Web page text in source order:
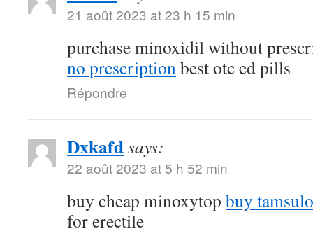
21 août 2023 at 23 h 15 min
purchase minoxidil without
no prescriptionbest otc ed pills
Répondre
Dxkafdsays:
22 août 2023 at 5 h 52 min
buy cheap minoxytop buy
for erectile